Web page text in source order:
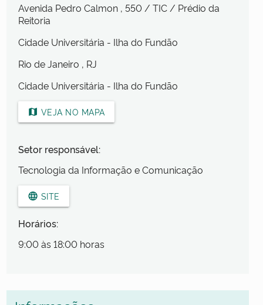
Avenida Pedro Calmon , 550 / TIC / Prédio da
Reitoria
Cidade Universitária - Ilha do Fundão
Rio de Janeiro , RJ
Cidade Universitária - Ilha do Fundão
map VEJA NO MAPA
Setor responsável:
Tecnologia da Informação e Comunicação
language SITE
Horários:
9:00 às 18:00 horas